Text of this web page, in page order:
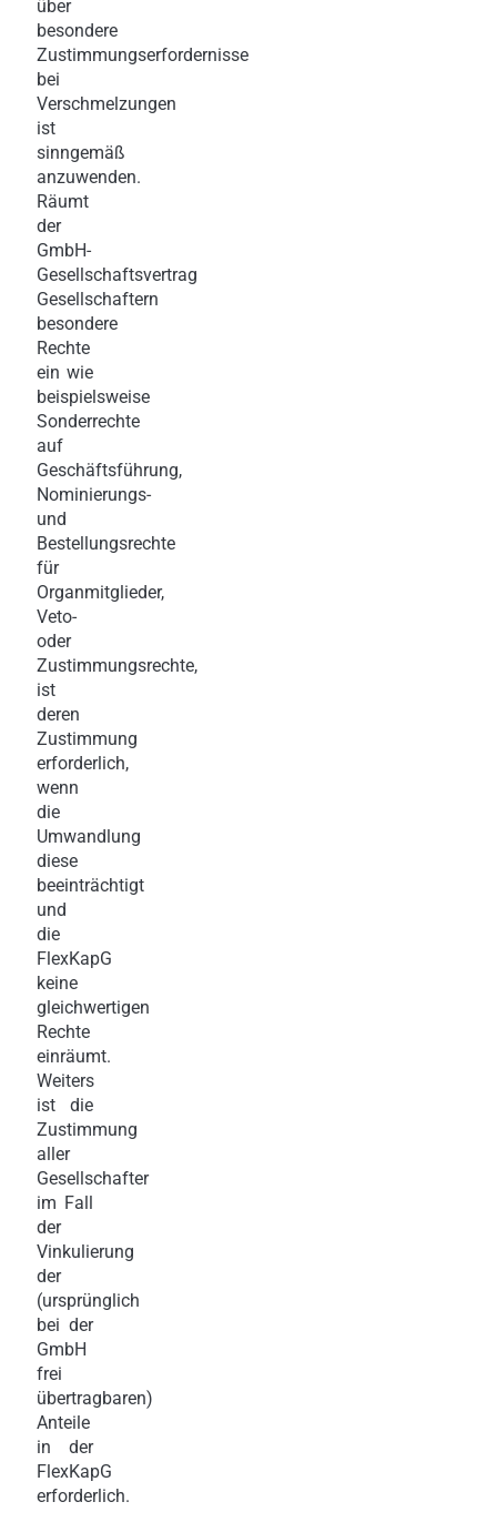
über
besondere
Zustimmungserfordernisse
bei
Verschmelzungen
ist
sinngemäß
anzuwenden.
Räumt
der
GmbH-
Gesellschaftsvertrag
Gesellschaftern
besondere
Rechte
ein wie
beispielsweise
Sonderrechte
auf
Geschäftsführung,
Nominierungs-
und
Bestellungsrechte
für
Organmitglieder,
Veto-
oder
Zustimmungsrechte,
ist
deren
Zustimmung
erforderlich,
wenn
die
Umwandlung
diese
beeinträchtigt
und
die
FlexKapG
keine
gleichwertigen
Rechte
einräumt.
Weiters
ist die
Zustimmung
aller
Gesellschafter
im Fall
der
Vinkulierung
der
(ursprünglich
bei der
GmbH
frei
übertragbaren)
Anteile
in der
FlexKapG
erforderlich.